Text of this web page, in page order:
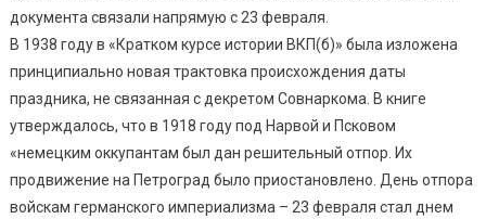
документа связали напрямую с 23 февраля.
В 1938 году в «Кратком курсе истории ВКП(б)» была изложена
принципиально новая трактовка происхождения даты
праздника, не связанная с декретом Совнаркома. В книге
утверждалось, что в 1918 году под Нарвой и Псковом
«немецким оккупантам был дан решительный отпор. Их
продвижение на Петроград было приостановлено. День отпора
войскам германского империализма – 23 февраля стал днем